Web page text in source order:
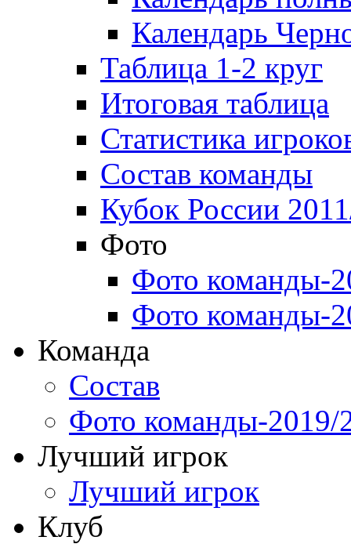
Календарь
Таблица 1-2 круг
Итоговая таблица
Статистика
Состав команды
Кубок России
Фото
Фото команды-
Фото команды-
Команда
Состав
Фото команды-2019/
Лучший игрок
Лучший игрок
Клуб